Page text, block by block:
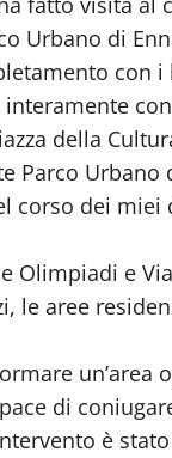
Urbano di
con
della
Parco Urbano
corso dei
Olimpiadi e
le aree
un’area
di
è